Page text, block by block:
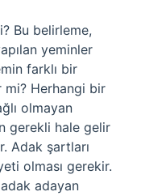
Bu belirleme,
yeminler
farklı bir
Herhangi bir
olmayan
gerekli hale gelir
Adak şartları
olması gerekir.
adayan